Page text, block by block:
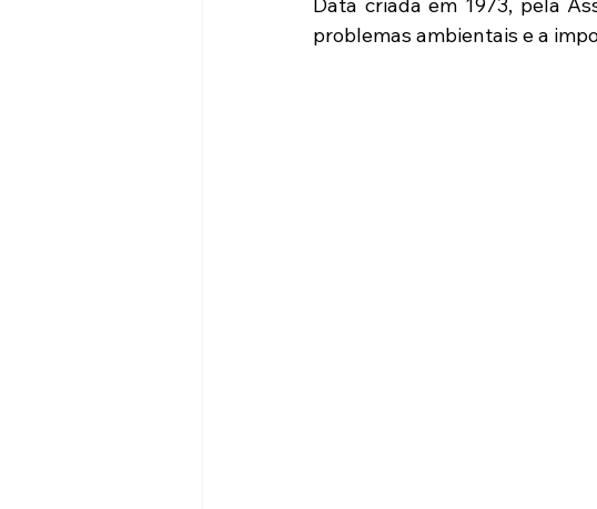
problemas ambientais e a